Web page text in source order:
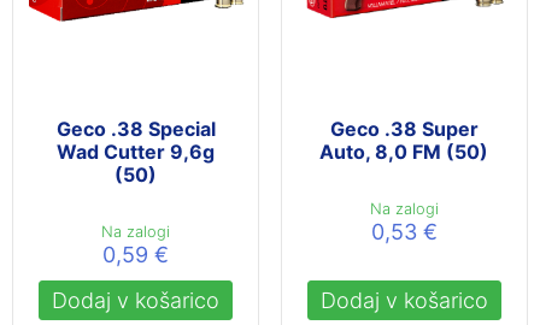
Geco .38 Special
Wad Cutter 9,6g
(50)
Na zalogi
0,59€
Dodaj v košarico
Geco .38 Super
Auto, 8,0 FM (50)
Na zalogi
0,53 €
Dodaj v košarico